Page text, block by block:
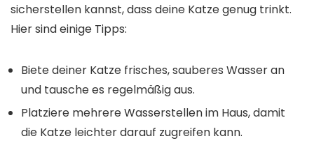
sicherstellen kannst, dass deine Katze genug trinkt.
Hier sind einige Tipps:
Biete deiner Katze frisches, sauberes Wasser an
und tausche es regelmäßig aus.
Platziere mehrere Wasserstellen im Haus, damit
die Katze leichter darauf zugreifen kann.